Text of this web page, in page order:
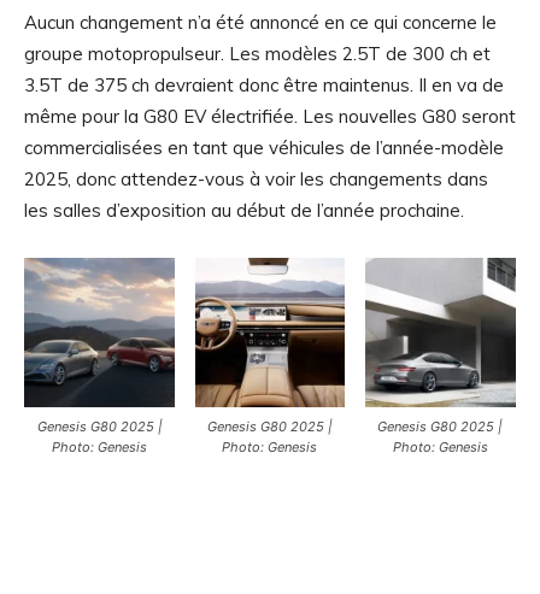
Aucun changement n’a été annoncé en ce qui concerne le
groupe motopropulseur. Les modèles 2.5T de 300 ch et
3.5T de 375 ch devraient donc être maintenus. Il en va de
même pour la G80 EV électrifiée. Les nouvelles G80 seront
commercialisées en tant que véhicules de l’année-modèle
2025, donc attendez-vous à voir les changements dans
les salles d’exposition au début de l’année prochaine.
Genesis G80 2025 |
Photo: Genesis
Genesis G80 2025 |
Photo: Genesis
Genesis G80 2025 |
Photo: Genesis